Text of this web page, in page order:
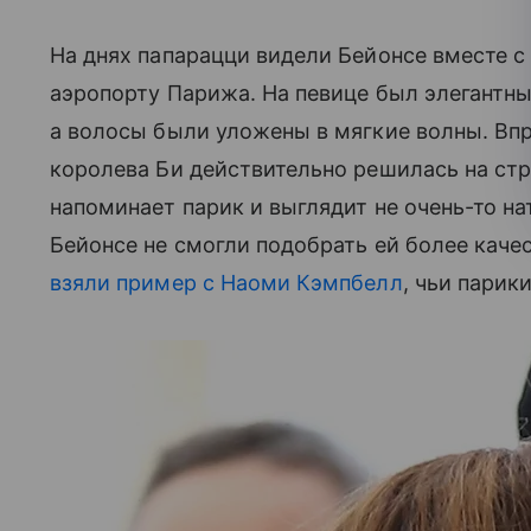
На днях папарацци видели Бейонсе
аэропорту Парижа. На певице был
а волосы были уложены в мягкие волны.
королева Би действительно решилась на
напоминает парик и выглядит не очень-то
Бейонсе не смогли подобрать ей более
взяли пример с Наоми Кэмпбелл, чьи